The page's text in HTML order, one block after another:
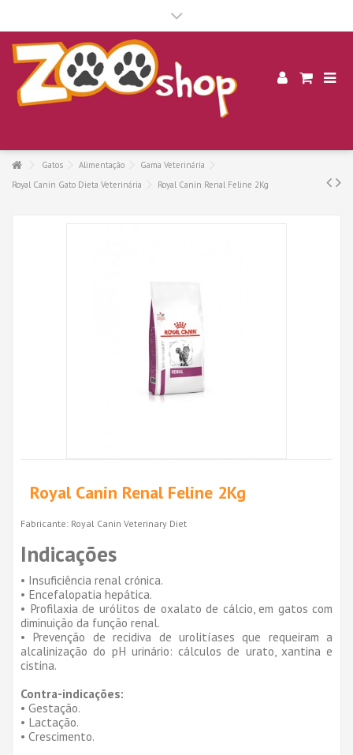
Gatos Alimentação
Gama Veterinária
Royal Canin Gato Dieta Veterinária
Royal Canin Renal Feline 2Kg
Royal Canin Renal Feline 2Kg
Fabricante: Royal Canin Veterinary Diet
Indicações
• Insuficiência renal crónica.
• Encefalopatia hepática.
• Profilaxia de urólitos de oxalato de cálcio, em gatos com
diminuição da função renal.
• Prevenção de recidiva de urolitíases que requeiram a
alcalinização do pH urinário: cálculos de urato, xantina e
cistina.
Contra-indicações:
• Gestação.
• Lactação.
• Crescimento.